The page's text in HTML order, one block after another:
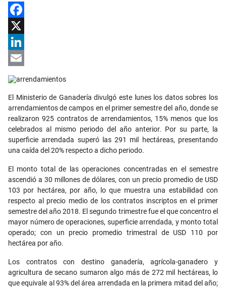
Facebook
X
LinkedIn
Email
El Ministerio de Ganadería divulgó este lunes los datos sobres los
arrendamientos de campos en el primer semestre del año, donde se
realizaron 925 contratos de arrendamientos, 15% menos que los
celebrados al mismo periodo del año anterior. Por su parte, la
superficie arrendada superó las 291 mil hectáreas, presentando
una caída del 20% respecto a dicho periodo.
El monto total de las operaciones concentradas en el semestre
ascendió a 30 millones de dólares, con un precio promedio de USD
103 por hectárea, por año, lo que muestra una estabilidad con
respecto al precio medio de los contratos inscriptos en el primer
semestre del año 2018. El segundo trimestre fue el que concentro el
mayor número de operaciones, superficie arrendada, y monto total
operado; con un precio promedio trimestral de USD 110 por
hectárea por año.
Los contratos con destino ganadería, agrícola-ganadero y
agricultura de secano sumaron algo más de 272 mil hectáreas, lo
que equivale al 93% del área arrendada en la primera mitad del año;